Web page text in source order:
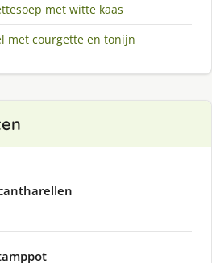
met witte kaas
met courgette en tonijn